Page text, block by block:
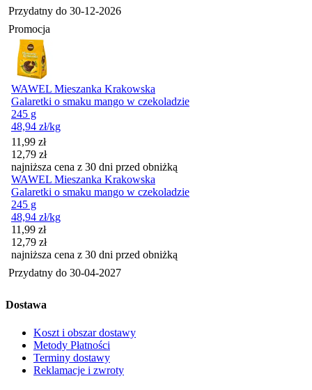
Przydatny do 30-12-2026
Promocja
WAWEL Mieszanka Krakowska
Galaretki o smaku mango w czekoladzie
245 g
48,94 zł/kg
Cena promocyjna
11,99 zł
12,79 zł
najniższa cena z 30 dni przed obniżką
WAWEL Mieszanka Krakowska
Galaretki o smaku mango w czekoladzie
245 g
48,94 zł/kg
Cena promocyjna
11,99 zł
12,79 zł
najniższa cena z 30 dni przed obniżką
Przydatny do 30-04-2027
Dostawa
Koszt i obszar dostawy
Metody Płatności
Terminy dostawy
Reklamacje i zwroty